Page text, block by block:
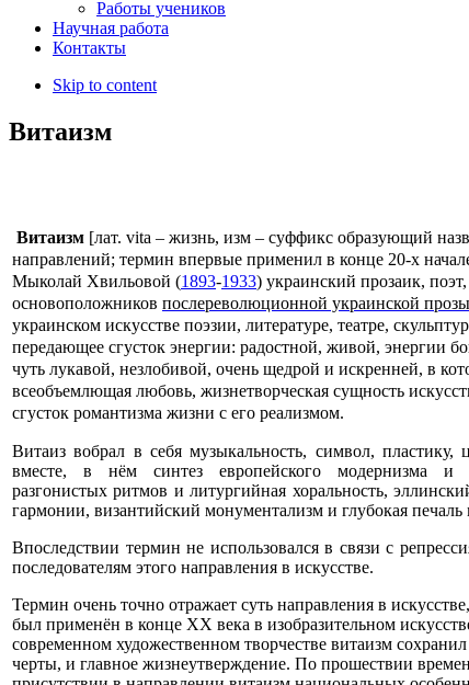
Работы учеников
Научная работа
Контакты
Skip to content
Витаизм
Витаизм [лат. vita – жизнь, изм – суффикс образующий
направлений; термин впервые применил в конце 20-х
Мыколай Хвильовой (1893-1933) украинский прозаик,
основоположников послереволюционной украинской прозы
украинском искусстве поэзии, литературе, театре,
передающее сгусток энергии: радостной, живой, энергии
чуть лукавой, незлобивой, очень щедрой и искренней, в
всеобъемлющая любовь, жизнетворческая сущность
сгусток романтизма жизни с его реализмом.
Витаиз вобрал в себя музыкальность, символ, пластику,
вместе, в нём синтез европейского модернизма и
разгонистых ритмов и литургийная хоральность,
гармонии, византийский монументализм и глубокая печаль
Впоследствии термин не использовался в связи с
последователям этого направления в искусстве.
Термин очень точно отражает суть направления в
был применён в конце ХХ века в изобразительном
современном художественном творчестве витаизм сохранил
черты, и главное жизнеутверждение. По прошествии